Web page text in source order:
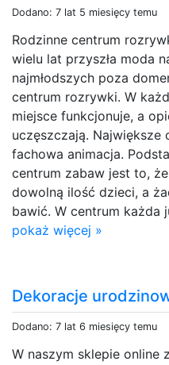
Dodano: 7 lat 5 miesięcy temu
Rodzinne centrum
wielu lat przyszła moda
najmłodszych poza
centrum rozrywki. W
miejsce funkcjonuje, a
uczęszczają.
fachowa animacja.
centrum zabaw jest to,
dowolną ilość dzieci, a
bawić. W centrum każda
pokaż więcej »
Dekoracje
Dodano: 7 lat 6 miesięcy temu
W naszym sklepie online